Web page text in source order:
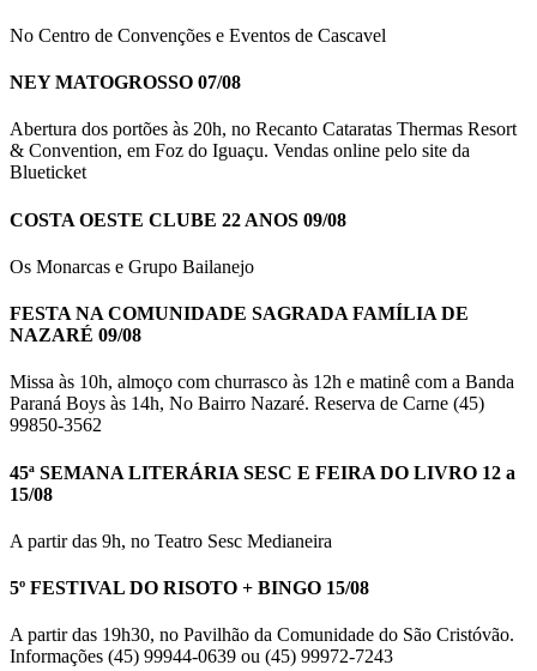
No Centro de Convenções e Eventos de Cascavel
NEY MATOGROSSO 07/08
Abertura dos portões às 20h, no Recanto Cataratas Thermas Resort
& Convention, em Foz do Iguaçu. Vendas online pelo site da
Blueticket
COSTA OESTE CLUBE 22 ANOS 09/08
Os Monarcas e Grupo Bailanejo
FESTA NA COMUNIDADE SAGRADA FAMÍLIA DE
NAZARÉ 09/08
Missa às 10h, almoço com churrasco às 12h e matinê com a Banda
Paraná Boys às 14h, No Bairro Nazaré. Reserva de Carne (45)
99850-3562
45ª SEMANA LITERÁRIA SESC E FEIRA DO LIVRO 12 a
15/08
A partir das 9h, no Teatro Sesc Medianeira
5º FESTIVAL DO RISOTO + BINGO 15/08
A partir das 19h30, no Pavilhão da Comunidade do São Cristóvão.
Informações (45) 99944-0639 ou (45) 99972-7243